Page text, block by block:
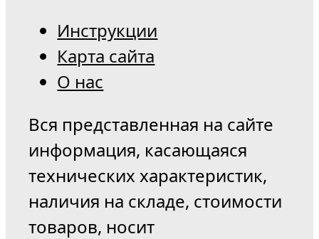
Инструкции
Карта сайта
О нас
Вся представленная на сайте
информация, касающаяся
технических характеристик,
наличия на складе, стоимости
товаров, носит